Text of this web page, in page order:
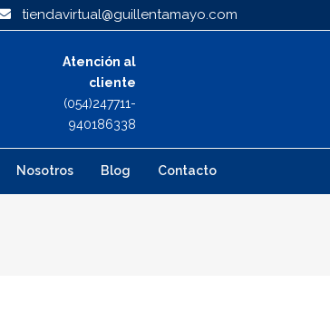
tiendavirtual@guillentamayo.com
Atención al
cliente
(054)247711-
940186338
Nosotros Blog Contacto